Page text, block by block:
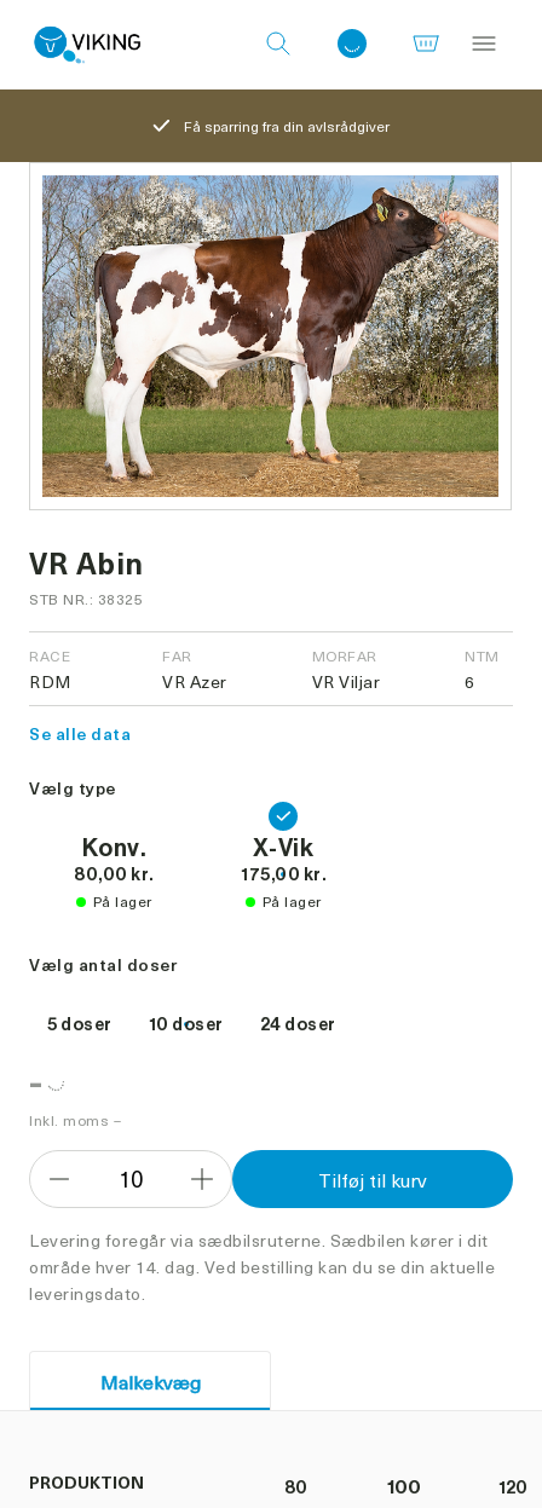
Log ind med det samme
Få sparring fra din avlsrådgiver
VR Abin
STB NR.: 38325
RACE
RDM
FAR
VR Azer
MORFAR
VR Viljar
NTM
6
Se alle data
Vælg type
Konv.
80,00 kr.
På lager
X-Vik
175,00 kr.
På lager
Vælg antal doser
5 doser 10 doser 24 doser
-
Inkl. moms –
Formindsk
10
Forøg
Tilføj til kurv
Levering foregår via sædbilsruterne. Sædbilen kører i dit
område hver 14. dag. Ved bestilling kan du se din aktuelle
leveringsdato.
Malkekvæg
PRODUKTION 80 100 120